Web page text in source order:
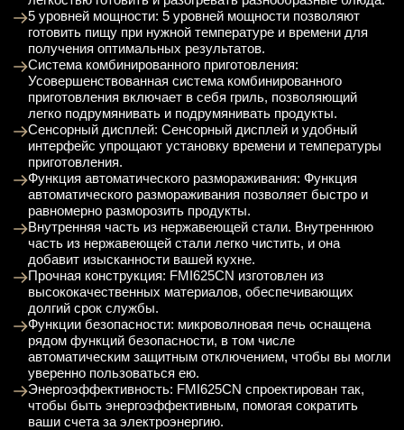
5 уровней мощности: 5 уровней мощности позволяют
готовить пищу при нужной температуре и времени для
получения оптимальных результатов.
Система комбинированного приготовления:
Усовершенствованная система комбинированного
приготовления включает в себя гриль, позволяющий
легко подрумянивать и подрумянивать продукты.
Сенсорный дисплей: Сенсорный дисплей и удобный
интерфейс упрощают установку времени и температуры
приготовления.
Функция автоматического размораживания: Функция
автоматического размораживания позволяет быстро и
равномерно разморозить продукты.
Внутренняя часть из нержавеющей стали. Внутреннюю
часть из нержавеющей стали легко чистить, и она
добавит изысканности вашей кухне.
Прочная конструкция: FMI625CN изготовлен из
высококачественных материалов, обеспечивающих
долгий срок службы.
Функции безопасности: микроволновая печь оснащена
рядом функций безопасности, в том числе
автоматическим защитным отключением, чтобы вы могли
уверенно пользоваться ею.
Энергоэффективность: FMI625CN спроектирован так,
чтобы быть энергоэффективным, помогая сократить
ваши счета за электроэнергию.